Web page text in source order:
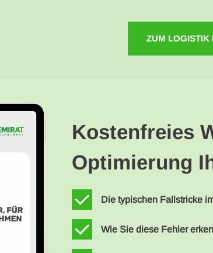
ZUM LOGISTIK
Kostenfreies
Optimierung
Die typischen Fallstricke
Wie Sie diese Fehler